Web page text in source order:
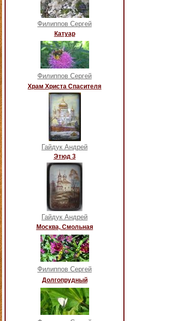
Филиппов Сергей
Катуар
Филиппов Сергей
Храм Христа Спасителя
Гайдук Андрей
Этюд 3
Гайдук Андрей
Москва, Смольная
Филиппов Сергей
Долгопрудный